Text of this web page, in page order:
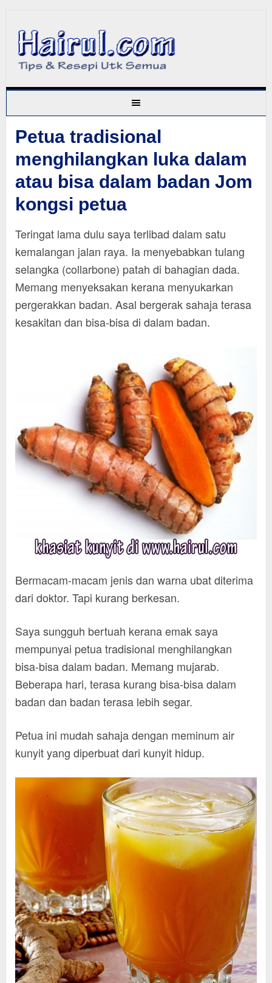
Petua tradisional
menghilangkan luka dalam
atau bisa dalam badan Jom
kongsi petua
Teringat lama dulu saya terlibad dalam satu
kemalangan jalan raya. Ia menyebabkan tulang
selangka (collarbone) patah di bahagian dada.
Memang menyeksakan kerana menyukarkan
pergerakkan badan. Asal bergerak sahaja terasa
kesakitan dan bisa-bisa di dalam badan.
Bermacam-macam jenis dan warna ubat diterima
dari doktor. Tapi kurang berkesan.
Saya sungguh bertuah kerana emak saya
mempunyai petua tradisional menghilangkan
bisa-bisa dalam badan. Memang mujarab.
Beberapa hari, terasa kurang bisa-bisa dalam
badan dan badan terasa lebih segar.
Petua ini mudah sahaja dengan meminum air
kunyit yang diperbuat dari kunyit hidup.